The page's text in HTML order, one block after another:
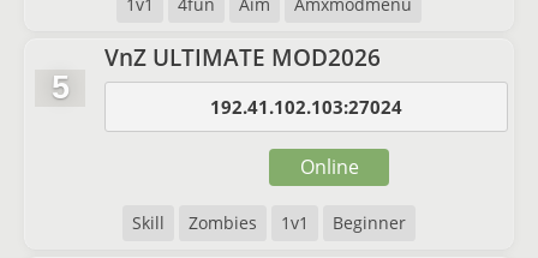
5
VnZ ULTIMATE MOD2026
192.41.102.103:27024
Skill Zombies 1v1 Beginner
Online